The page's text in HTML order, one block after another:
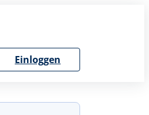
Einloggen